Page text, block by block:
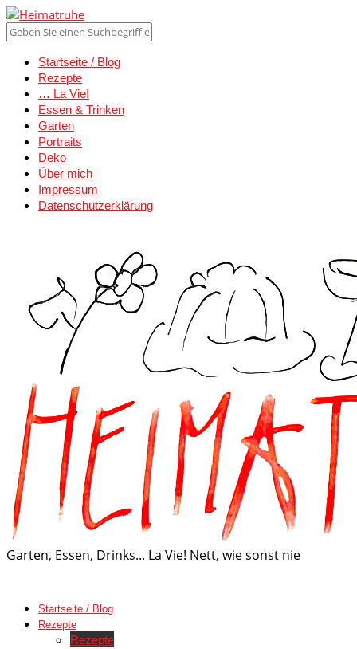
Startseite / Blog
Rezepte
… La Vie!
Essen & Trinken
Garten
Portraits
Deko
Über mich
Impressum
Datenschutzerklärung
Garten, Essen, Drinks... La Vie! Nett, wie sonst nie
Startseite / Blog
Rezepte
Rezepte